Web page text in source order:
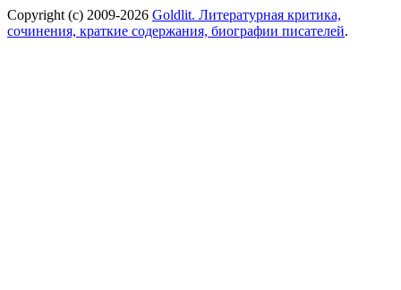
Copyright (c) 2009-2026 Goldlit. Литературная критика,
сочинения, краткие содержания, биографии писателей.